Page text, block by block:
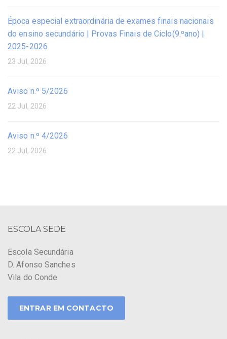
Época especial extraordinária de exames finais nacionais
do ensino secundário | Provas Finais de Ciclo(9.ºano) |
2025-2026
23 Jul, 2026
Aviso n.º 5/2026
22 Jul, 2026
Aviso n.º 4/2026
22 Jul, 2026
ESCOLA SEDE
Escola Secundária
D. Afonso Sanches
Vila do Conde
ENTRAR EM CONTACTO